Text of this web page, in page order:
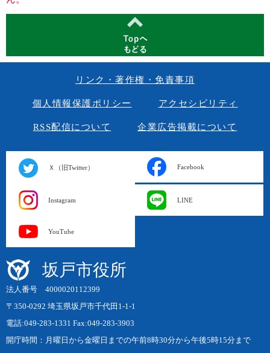
リンク・著作権・免責事項
個人情報保護ポリシー アクセシビリティ
RSS配信について 企業広告掲載について
Ｘ（旧Twitter） Facebook
Instagram LINE
YouTube
坂戸市役所
法人番号 4000020112399
〒350-0292 埼玉県坂戸市千代田1-1-1
電話:049-283-1331 Fax:049-283-3903
開庁時間：月曜日から金曜日までの午前8時30分から午後5時15分まで